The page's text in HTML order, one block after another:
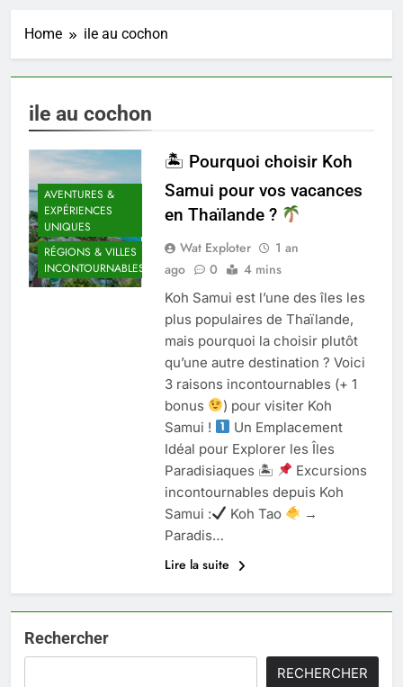
Home ile au cochon
ile au cochon
AVENTURES &
EXPÉRIENCES
UNIQUES
RÉGIONS & VILLES
INCONTOURNABLES
🏝 Pourquoi choisir Koh
Samui pour vos vacances
en Thaïlande ?
Wat Exploter
1 an
ago
0 4 mins
Koh Samui est l’une des îles les
plus populaires de Thaïlande,
mais pourquoi la choisir plutôt
qu’une autre destination ? Voici
3 raisons incontournables (+ 1
bonus
) pour visiter Koh
Samui !
Un Emplacement
Idéal pour Explorer les Îles
Paradisiaques 🏝
Excursions
incontournables depuis Koh
Samui :
Koh Tao
→
Paradis…
Lire la suite
Rechercher
RECHERCHER